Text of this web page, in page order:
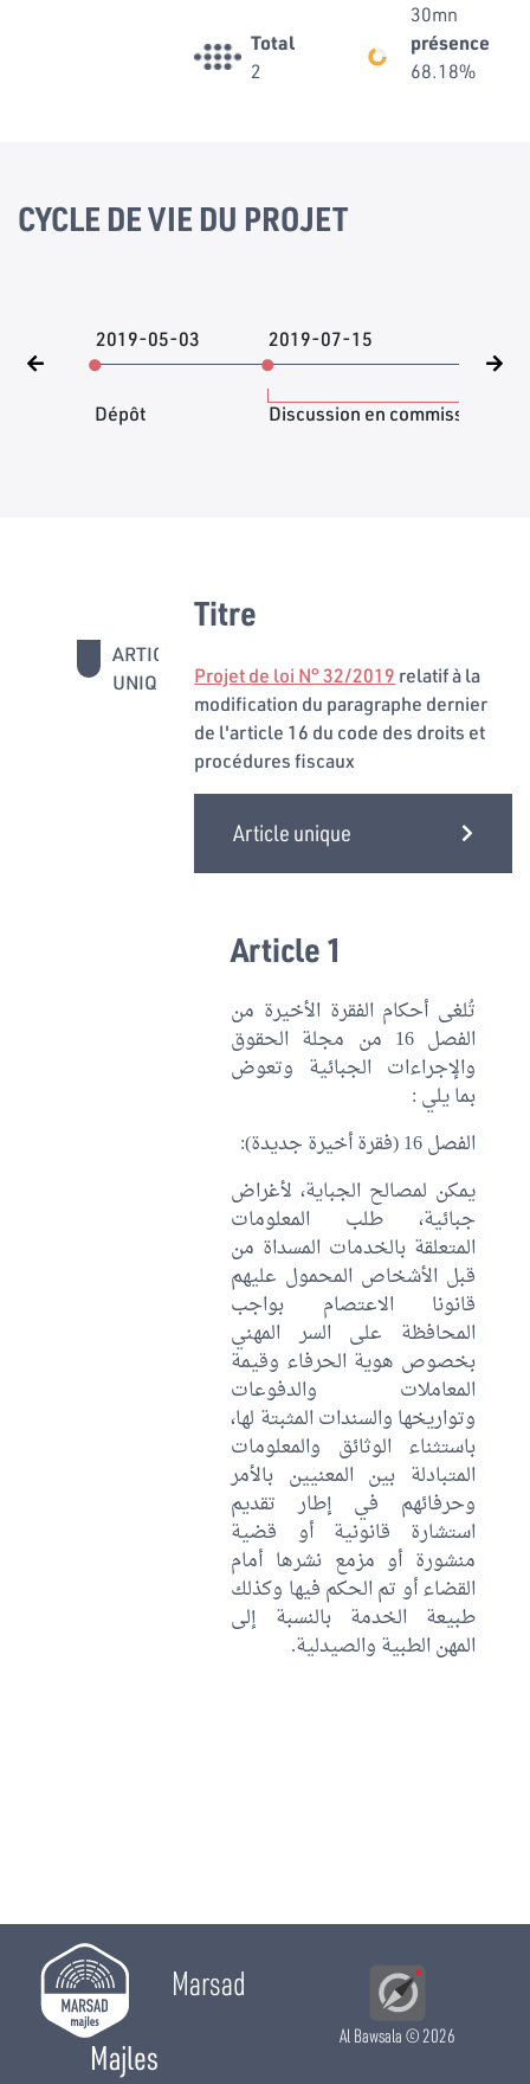
30mn
Total
2
présence
68.18%
CYCLE DE VIE DU PROJET
2019-05-03
Dépôt
2019-07-15
Discussion en commission
ARTICLE
UNIQUE
Titre
Projet de loi N° 32/2019 relatif à la
modification du paragraphe dernier
de l'article 16 du code des droits et
procédures fiscaux
Article unique
Article 1
تُلغى أحكام الفقرة الأخيرة من
الفصل 16 من مجلة الحقوق
والإجراءات الجبائية وتعوض
بما يلي :
الفصل 16 (فقرة أخيرة جديدة):
يمكن لمصالح الجباية، لأغراض
جبائية، طلب المعلومات
المتعلقة بالخدمات المسداة من
قبل الأشخاص المحمول عليهم
قانونا الاعتصام بواجب
المحافظة على السر المهني
بخصوص هوية الحرفاء وقيمة
المعاملات والدفوعات
وتواريخها والسندات المثبتة لها،
باستثناء الوثائق والمعلومات
المتبادلة بين المعنيين بالأمر
وحرفائهم في إطار تقديم
استشارة قانونية أو قضية
منشورة أو مزمع نشرها أمام
القضاء أو تم الحكم فيها وكذلك
طبيعة الخدمة بالنسبة إلى
المهن الطبية والصيدلية.
Marsad
Majles
Al Bawsala© 2026